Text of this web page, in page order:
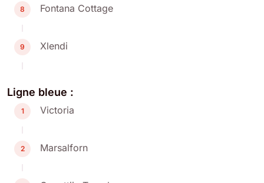
8 Fontana Cottage
9 Xlendi
Ligne bleue :
1 Victoria
2 Marsalforn